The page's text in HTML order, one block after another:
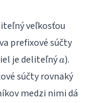
veľkosťou
prefixové súčty
je deliteľnýa
a).
súčty rovnaký
medzi nimi dá